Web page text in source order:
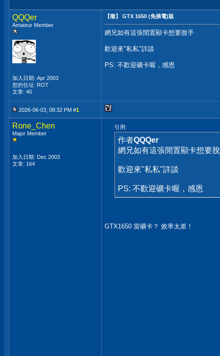
QQQer
Amateur Member
加入日期: Apr 2003
您的住址: ROT
文章: 40
【徵】 GTX 1650 (免插電)版
網兄如有這張閒置顯卡想要脫手
歡迎來"私私"詳談
PS: 不歡迎礦卡喔，感恩
2026-06-03, 08:32 PM #1
Rone_Chen
Major Member
加入日期: Dec 2003
文章: 164
引用:
作者QQQer
網兄如有這張閒置顯卡想要
歡迎來"私私"詳談
PS: 不歡迎礦卡喔，感恩
GTX1650 當礦卡？ 效率太差！